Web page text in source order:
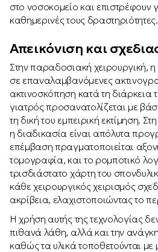
στο νοσοκομείο και επιστρέφουν
καθημερινές τους δραστηριότητες.
Απεικόνιση και
Στην παραδοσιακή χειρουργική, η
σε επαναλαμβανόμενες
ακτινοσκόπηση κατά τη διάρκεια
γιατρός προσανατολίζεται με
τη δική του εμπειρική εκτίμηση.
η διαδικασία είναι απόλυτα
επέμβαση πραγματοποιείται
τομογραφία, και το ρομποτικό
τρισδιάστατο χάρτη του
κάθε χειρουργικός χειρισμός
ακρίβεια, ελαχιστοποιώντας το
Η χρήση αυτής της τεχνολογίας
πιθανά λάθη, αλλά και την
καθώς τα υλικά τοποθετούνται με